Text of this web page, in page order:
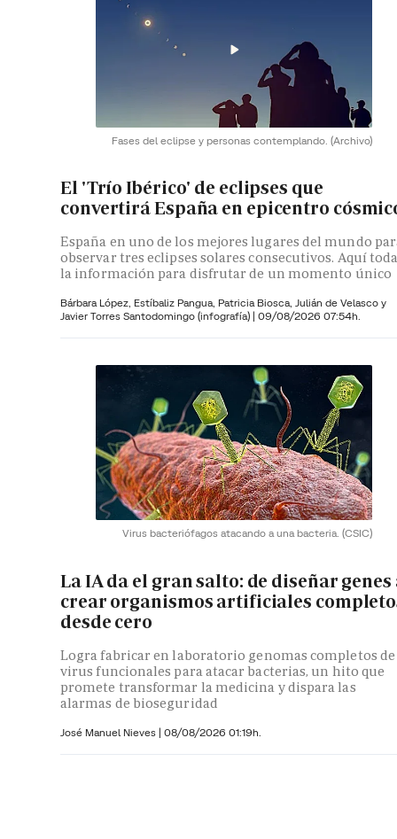
Fases del eclipse y personas contemplando. (Archivo)
El 'Trío Ibérico' de eclipses que
convertirá España en epicentro
España en uno de los mejores lugares del mundo
observar tres eclipses solares consecutivos. Aquí
la información para disfrutar de un momento único
Bárbara López, Estíbaliz Pangua, Patricia Biosca, Julián de Velasco y
Javier Torres Santodomingo (infografía) | 09/08/2026 07:54h.
Virus bacteriófagos atacando a una bacteria. (CSIC)
La IA da el gran salto: de diseñar genes
crear organismos artificiales
desde cero
Logra fabricar en laboratorio genomas completos de
virus funcionales para atacar bacterias, un hito que
promete transformar la medicina y dispara las
alarmas de bioseguridad
José Manuel Nieves | 08/08/2026 01:19h.